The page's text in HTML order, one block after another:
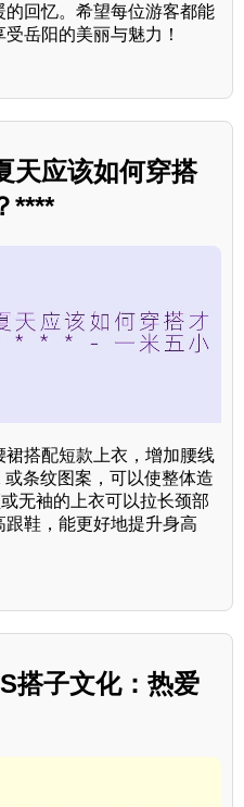
回忆。希望每位游客都能
岳阳的美丽与魅力！
天应该如何穿搭
****
搭配短款上衣，增加腰线
条纹图案，可以使整体造
无袖的上衣可以拉长颈部
鞋，能更好地提升身高
搭子文化：热爱